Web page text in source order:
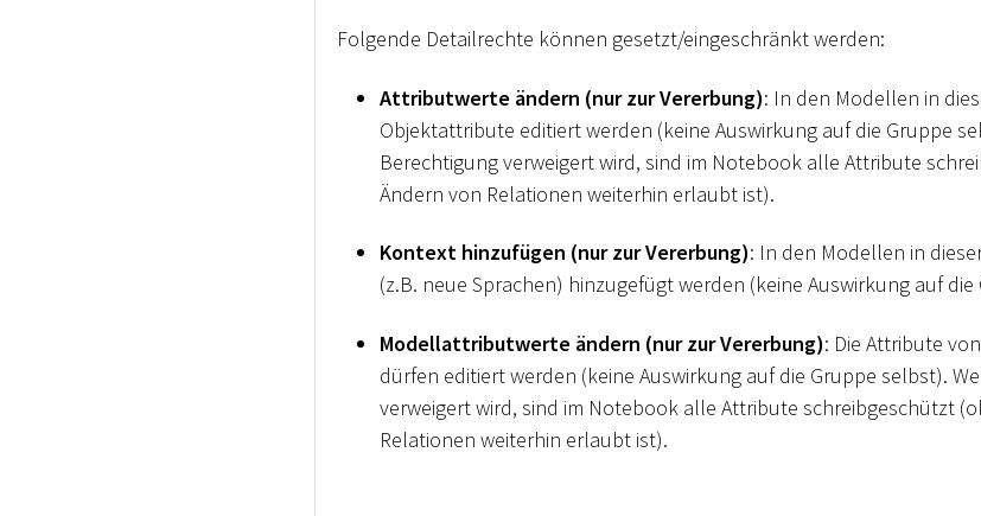
Folgende Detailrechte können gesetzt/eingeschränkt werden:
Attributwerte ändern (nur zur Vererbung): In den Modellen in
Objektattribute editiert werden (keine Auswirkung auf die Gruppe
Berechtigung verweigert wird, sind im Notebook alle Attribute
Ändern von Relationen weiterhin erlaubt ist).
Kontext hinzufügen (nur zur Vererbung): In den Modellen in
(z.B. neue Sprachen) hinzugefügt werden (keine Auswirkung auf
Modellattributwerte ändern (nur zur Vererbung): Die Attribute
dürfen editiert werden (keine Auswirkung auf die Gruppe selbst).
verweigert wird, sind im Notebook alle Attribute schreibgeschützt
Relationen weiterhin erlaubt ist).